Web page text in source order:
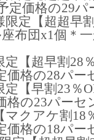
定価格の29
限定【超超早
布団x1個＊
定【超早割
価格の28パー
定【早割23
格の23パーセ
マクアケ割
価格の18パー